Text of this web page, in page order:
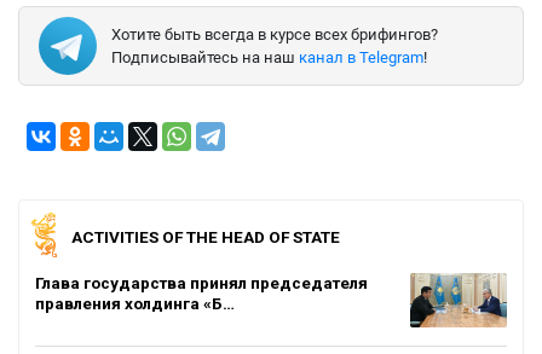
Хотите быть всегда в курсе всех брифингов?
Подписывайтесь на наш канал в Telegram!
ACTIVITIES OF THE HEAD OF STATE
Глава государства принял председателя
правления холдинга «Б…